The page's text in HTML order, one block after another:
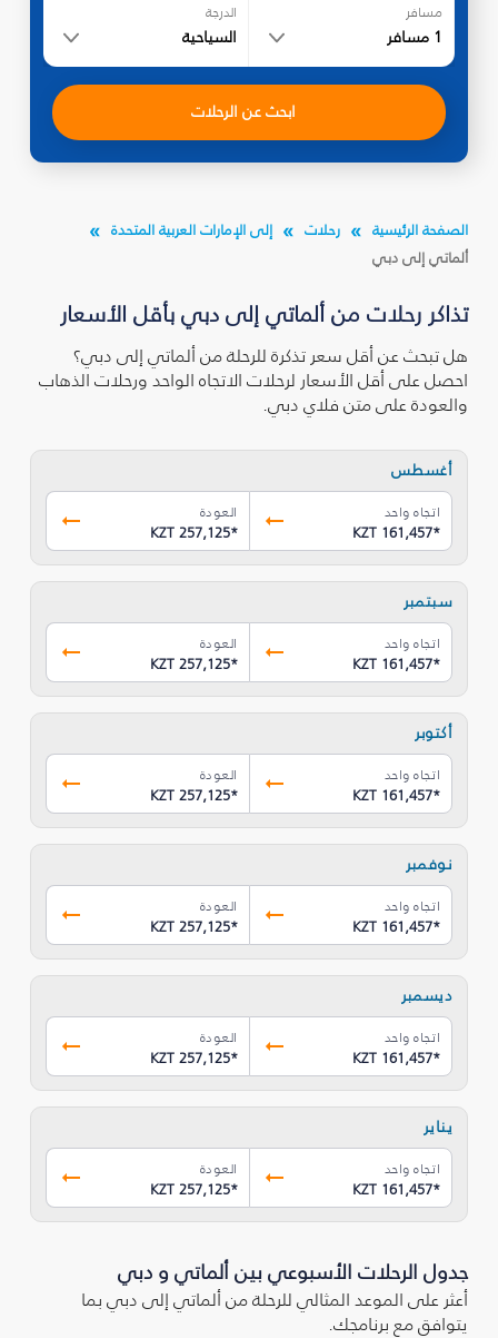
مسافر
1 مسافر
الدرجة
السياحية
ابحث عن الرحلات
الصفحة الرئيسية رحلات
إلى الإمارات العربية المتحدة
ألماتي إلى دبي
تذاكر رحلات من ألماتي إلى دبي بأقل الأسعار
هل تبحث عن أقل سعر تذكرة للرحلة من ألماتي إلى دبي؟
احصل على أقل الأسعار لرحلات الاتجاه الواحد ورحلات الذهاب
والعودة على متن فلاي دبي.
أغسطس
اتجاه واحد
KZT 161,457*
العودة
KZT 257,125*
سبتمبر
اتجاه واحد
KZT 161,457*
العودة
KZT 257,125*
أكتوبر
اتجاه واحد
KZT 161,457*
العودة
KZT 257,125*
نوفمبر
اتجاه واحد
KZT 161,457*
العودة
KZT 257,125*
ديسمبر
اتجاه واحد
KZT 161,457*
العودة
KZT 257,125*
يناير
اتجاه واحد
KZT 161,457*
العودة
KZT 257,125*
جدول الرحلات الأسبوعي بين ألماتي و دبي
أعثر على الموعد المثالي للرحلة من ألماتي إلى دبي بما
يتوافق مع برنامجك.